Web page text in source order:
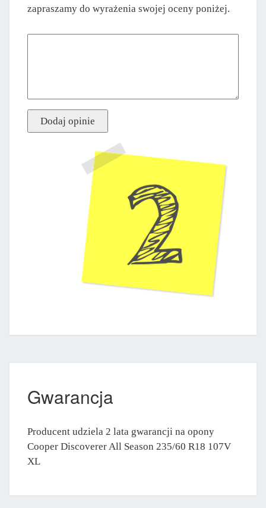
zapraszamy do wyrażenia swojej oceny poniżej.
Gwarancja
Producent udziela 2 lata gwarancji na opony
Cooper Discoverer All Season 235/60 R18 107V
XL